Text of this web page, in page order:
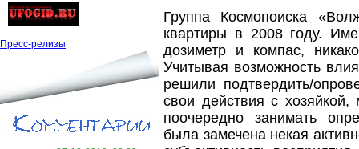
Пресс-релизы
Группа Космопоиска
квартиры в 2008 году.
дозиметр и компас,
Учитывая возможность
решили подтвердить/
свои действия с
поочередно занимать
была замечена некая